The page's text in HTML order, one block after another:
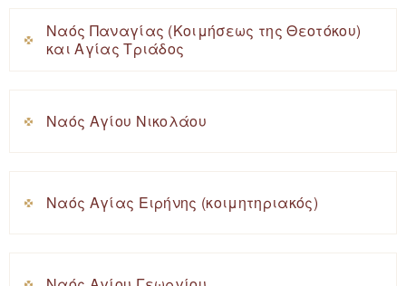
Ναός Παναγίας (Κοιμήσεως της Θεοτόκου)
και Αγίας Τριάδος
Ναός Αγίου Νικολάου
Ναός Αγίας Ειρήνης (κοιμητηριακός)